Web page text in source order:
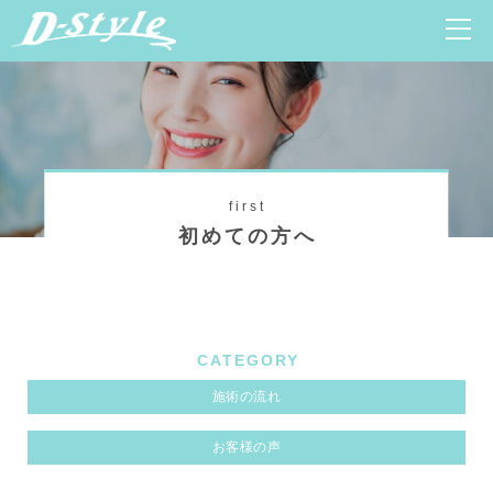
first
初めての方へ
CATEGORY
施術の流れ
お客様の声